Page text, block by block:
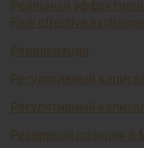
Реальный
Real effective
Ревальвация
Регулятивный
Регулятивный
Резервная позиция